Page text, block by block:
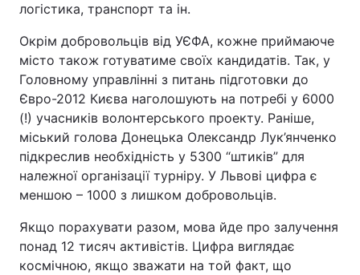
логістика, транспорт та ін.
Окрім добровольців від УЄФА, кожне приймаюче
місто також готуватиме своїх кандидатів. Так, у
Головному управлінні з питань підготовки до
Євро-2012 Києва наголошують на потребі у 6000
(!) учасників волонтерського проекту. Раніше,
міський голова Донецька Олександр Лук’янченко
підкреслив необхідність у 5300 “штиків” для
належної організації турніру. У Львові цифра є
меншою – 1000 з лишком добровольців.
Якщо порахувати разом, мова йде про залучення
понад 12 тисяч активістів. Цифра виглядає
космічною, якщо зважати на той факт, що